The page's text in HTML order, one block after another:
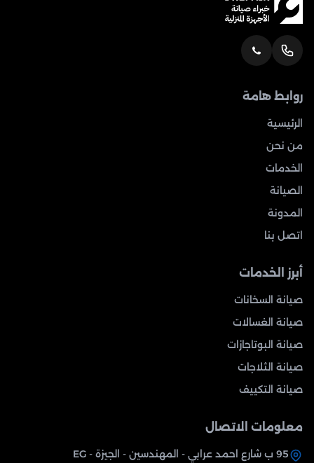
روابط هامة
الرئيسية
من نحن
الخدمات
الصيانة
المدونة
اتصل بنا
أبرز الخدمات
صيانة السخانات
صيانة الغسالات
صيانة البوتاجازات
صيانة الثلاجات
صيانة التكييف
معلومات الاتصال
95 ب شارع احمد عرابي - المهندسين - الجيزة - EG